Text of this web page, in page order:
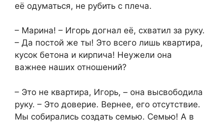
её одуматься, не рубить с плеча.
– Марина! – Игорь догнал её, схватил за руку.
– Да постой же ты! Это всего лишь квартира,
кусок бетона и кирпича! Неужели она
важнее наших отношений?
– Это не квартира, Игорь, – она высвободила
руку. – Это доверие. Вернее, его отсутствие.
Мы собирались создать семью. Семью! А в